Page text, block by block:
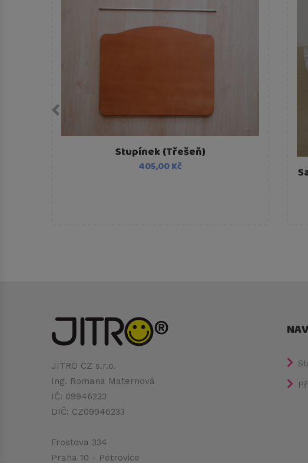
Stupínek (Třešeň)
405,00 Kč
JITRO CZ s.r.o.
Ing. Romana Maternová
IČ: 09946233
DIČ: CZ09946233
Frostova 334
Praha 10 - Petrovice